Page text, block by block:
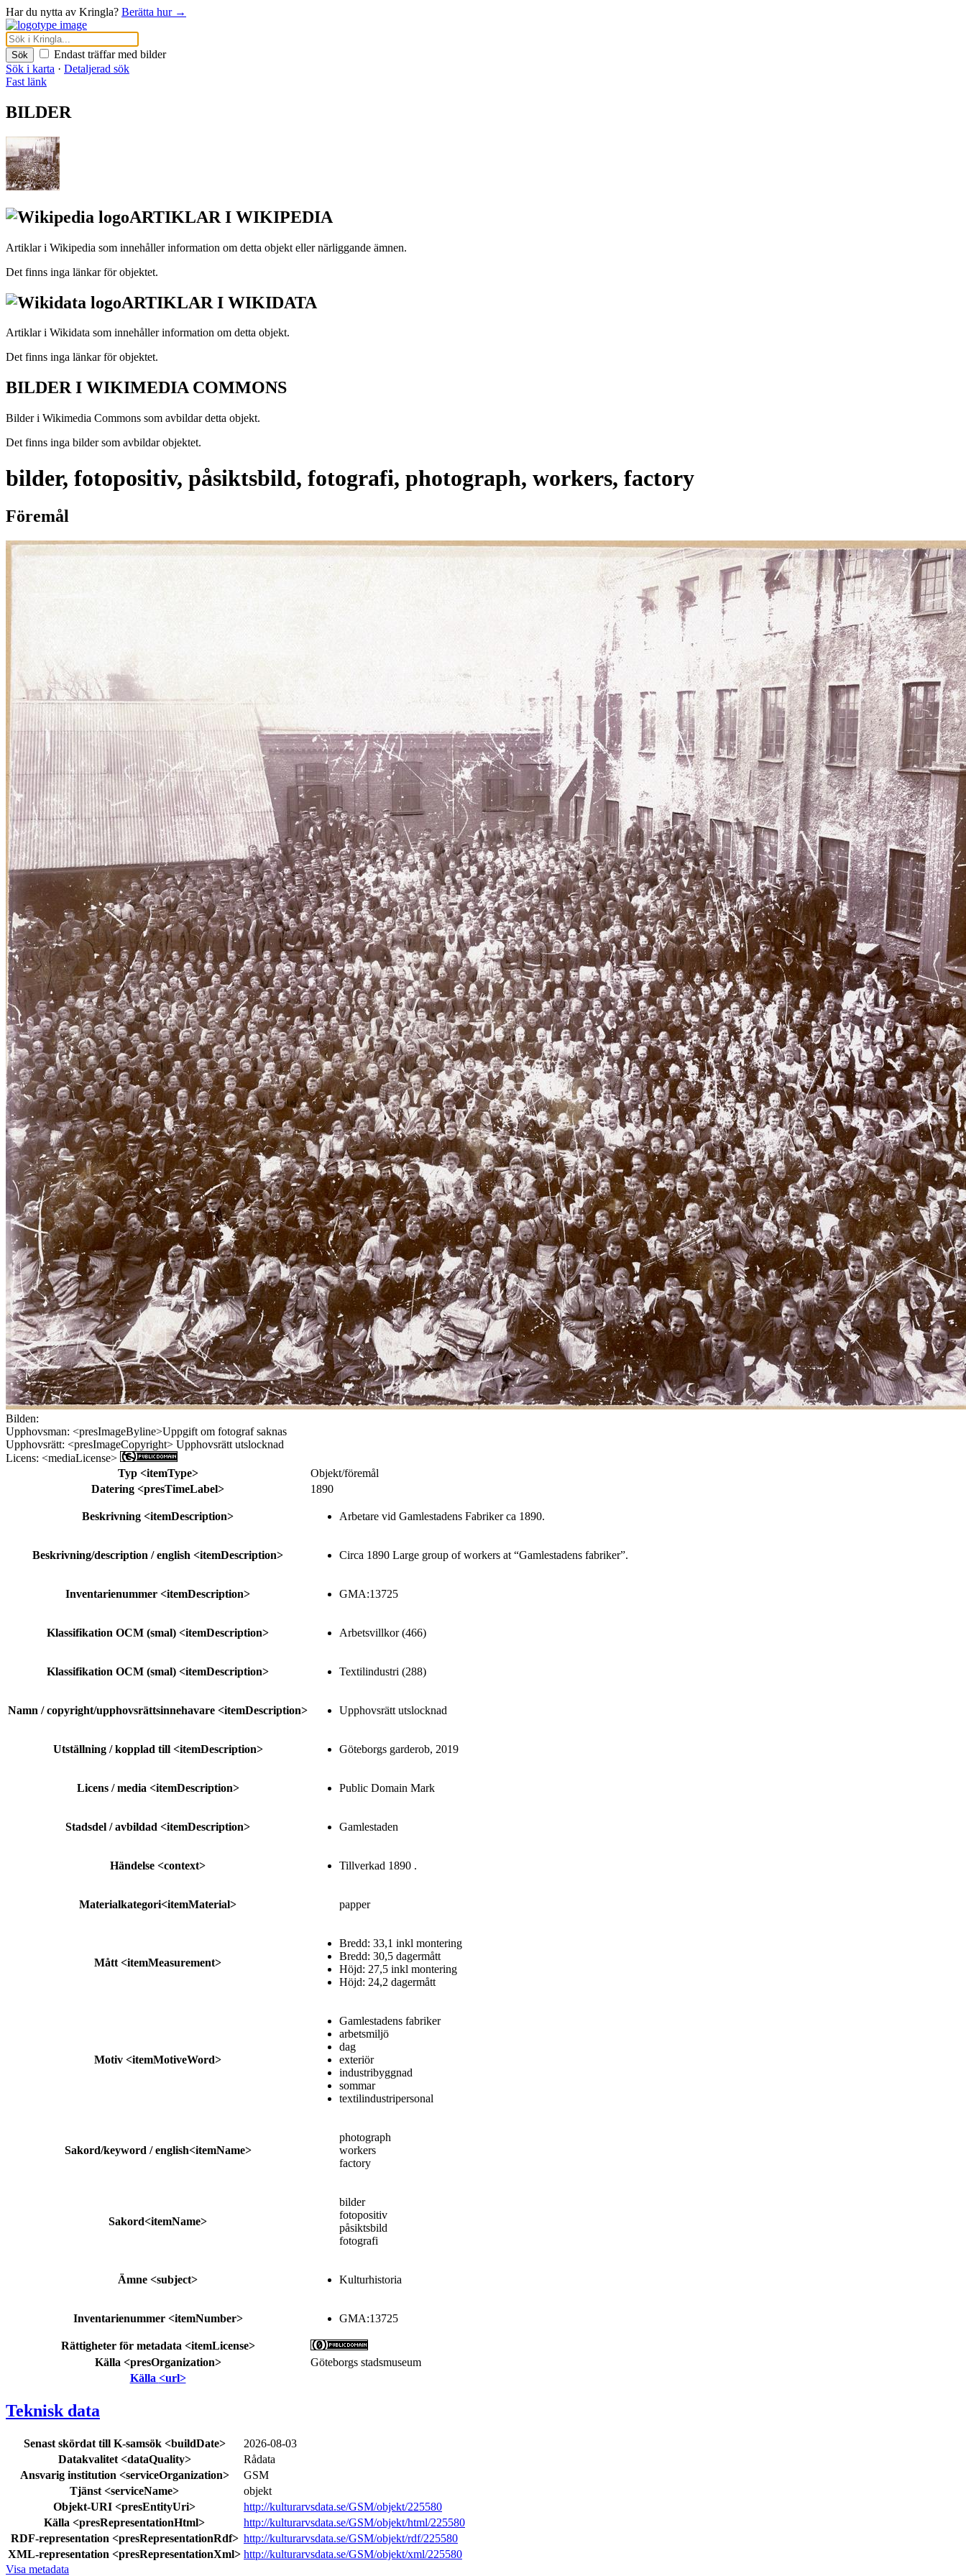
Har du nytta av Kringla? Berätta hur →
Sök
Endast träffar med bilder
Sök i karta · Detaljerad sök
Fast länk
BILDER
ARTIKLAR I WIKIPEDIA
Artiklar i Wikipedia som innehåller information om detta objekt eller närliggande ämnen.
Det finns inga länkar för objektet.
ARTIKLAR I WIKIDATA
Artiklar i Wikidata som innehåller information om detta objekt.
Det finns inga länkar för objektet.
BILDER I WIKIMEDIA COMMONS
Bilder i Wikimedia Commons som avbildar detta objekt.
Det finns inga bilder som avbildar objektet.
bilder, fotopositiv, påsiktsbild, fotografi, photograph, workers, factory
Föremål
Bilden:
Upphovsman: <presImageByline>Uppgift om fotograf saknas
Upphovsrätt: <presImageCopyright> Upphovsrätt utslocknad
Licens: <mediaLicense>
Typ <itemType>
Objekt/föremål
Datering <presTimeLabel> 1890
Beskrivning <itemDescription> Arbetare vid Gamlestadens Fabriker ca 1890.
Beskrivning/description / english <itemDescription> Circa 1890 Large group of workers at “Gamlestadens fabriker”.
Inventarienummer <itemDescription> GMA:13725
Klassifikation OCM (smal) <itemDescription> Arbetsvillkor (466)
Klassifikation OCM (smal) <itemDescription> Textilindustri (288)
Namn / copyright/upphovsrättsinnehavare <itemDescription> Upphovsrätt utslocknad
Utställning / kopplad till <itemDescription> Göteborgs garderob, 2019
Licens / media <itemDescription> Public Domain Mark
Stadsdel / avbildad <itemDescription> Gamlestaden
Händelse <context> Tillverkad 1890 .
Materialkategori<itemMaterial> papper
Mått <itemMeasurement>
Bredd: 33,1 inkl montering
Bredd: 30,5 dagermått
Höjd: 27,5 inkl montering
Höjd: 24,2 dagermått
Motiv <itemMotiveWord>
Gamlestadens fabriker
arbetsmiljö
dag
exteriör
industribyggnad
sommar
textilindustripersonal
Sakord/keyword / english<itemName>
photograph
workers
factory
Sakord<itemName>
bilder
fotopositiv
påsiktsbild
fotografi
Ämne <subject> Kulturhistoria
Inventarienummer <itemNumber> GMA:13725
Rättigheter för metadata <itemLicense>
Källa <presOrganization>
Göteborgs stadsmuseum
Källa <url>
Teknisk data
Senast skördat till K-samsök <buildDate>
2026-08-03
Datakvalitet <dataQuality>
Rådata
Ansvarig institution <serviceOrganization>
GSM
Tjänst <serviceName>
objekt
Objekt-URI <presEntityUri>
http://kulturarvsdata.se/GSM/objekt/225580
Källa <presRepresentationHtml>
http://kulturarvsdata.se/GSM/objekt/html/225580
RDF-representation <presRepresentationRdf> http://kulturarvsdata.se/GSM/objekt/rdf/225580
XML-representation <presRepresentationXml> http://kulturarvsdata.se/GSM/objekt/xml/225580
Visa metadata